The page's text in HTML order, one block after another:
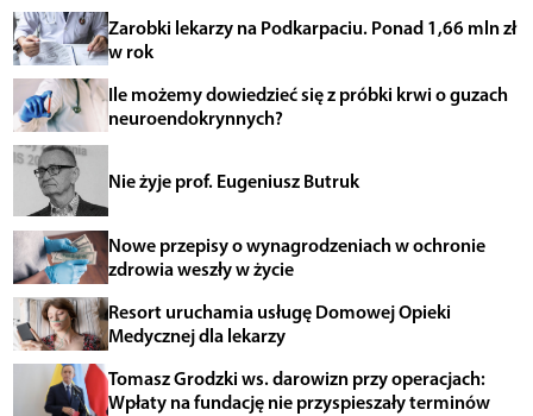
Zarobki lekarzy na Podkarpaciu. Ponad 1,66 mln zł
w rok
Ile możemy dowiedzieć się z próbki krwi o guzach
neuroendokrynnych?
Nie żyje prof. Eugeniusz Butruk
Nowe przepisy o wynagrodzeniach w ochronie
zdrowia weszły w życie
Resort uruchamia usługę Domowej Opieki
Medycznej dla lekarzy
Tomasz Grodzki ws. darowizn przy operacjach:
Wpłaty na fundację nie przyspieszały terminów